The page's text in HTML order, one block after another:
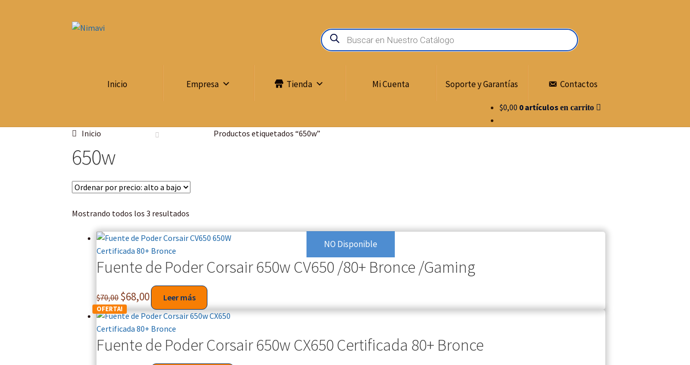
Inicio Empresa Tienda Mi Cuenta Soporte y Garantías Contactos
$0,00 0 artículos
Inicio Productos etiquetados “650w”
650w
Mostrando todos los 3 resultados
NO Disponible
Fuente de Poder Corsair 650w CV650 /80+ Bronce /Gaming
$70,00 $68,00 Leer más
OFERTA!
Fuente de Poder Corsair 650w CX650 Certificada 80+ Bronce